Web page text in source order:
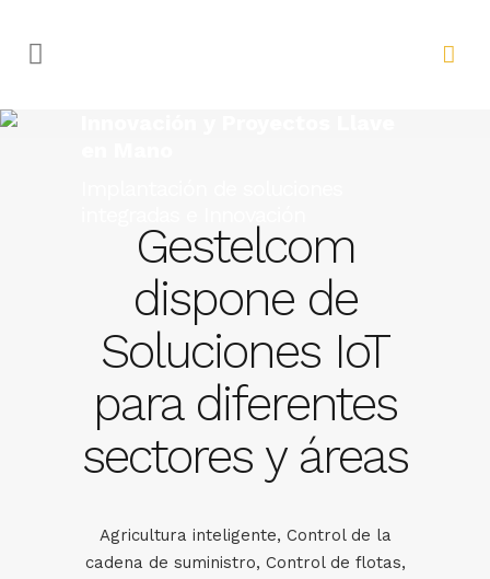
Gestelcom
dispone de
Soluciones IoT
para diferentes
sectores y áreas
Agricultura inteligente, Control de la
cadena de suministro, Control de flotas,